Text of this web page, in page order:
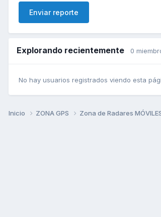
Enviar reporte
Explorando recientemente 0
No hay usuarios registrados viendo esta
Inicio ZONA GPS Zona de Radares